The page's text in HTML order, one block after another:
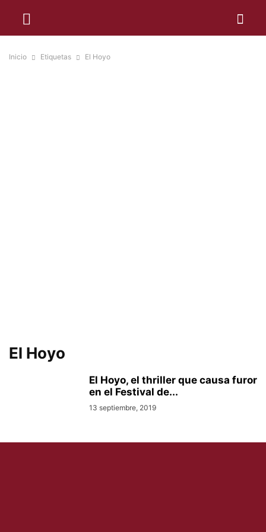
Inicio Etiquetas El Hoyo
El Hoyo
El Hoyo, el thriller que causa furor
en el Festival de...
13 septiembre, 2019